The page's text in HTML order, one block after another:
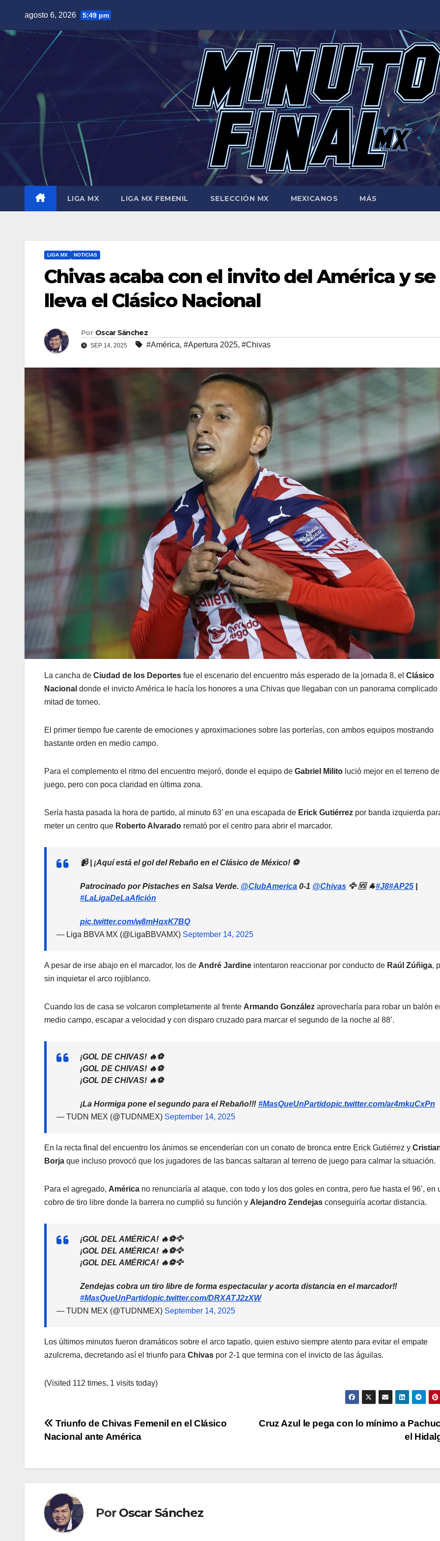
contenido
agosto 6, 2026 5:49 pm
LIGA MX LIGA MX FEMENIL SELECCIÓN MX MEXICANOS MÁS
LIGA MX NOTICIAS
Chivas acaba con el invito del América y se
lleva el Clásico Nacional
Por Oscar Sánchez
SEP 14, 2025 #América, #Apertura 2025, #Chivas
La cancha de Ciudad de los Deportes fue el escenario del encuentro más esperado de la jornada 8, el Clásico
Nacional donde el invicto América le hacía los honores a una Chivas que llegaban con un panorama complicado
mitad de torneo.
El primer tiempo fue carente de emociones y aproximaciones sobre las porterías, con ambos equipos mostrando
bastante orden en medio campo.
Para el complemento el ritmo del encuentro mejoró, donde el equipo de Gabriel Milito lució mejor en el terreno de
juego, pero con poca claridad en última zona.
Sería hasta pasada la hora de partido, al minuto 63’ en una escapada de Erick Gutiérrez por banda izquierda
meter un centro que Roberto Alvarado remató por el centro para abrir el marcador.
📹 | ¡Aquí está el gol del Rebaño en el Clásico de México! ⚽️
Patrocinado por Pistaches en Salsa Verde. @ClubAmerica 0-1 @Chivas 🦅 🆚 🐐#J8#AP25
#LaLigaDeLaAfición
pic.twitter.com/w8mHqxK7BQ
— Liga BBVA MX (@LigaBBVAMX) September 14, 2025
A pesar de irse abajo en el marcador, los de André Jardine intentaron reaccionar por conducto de Raúl Zúñiga,
sin inquietar el arco rojiblanco.
Cuando los de casa se volcaron completamente al frente Armando González aprovecharía para robar un balón
medio campo, escapar a velocidad y con disparo cruzado para marcar el segundo de la noche al 88’.
¡GOL DE CHIVAS! 🔥⚽
¡GOL DE CHIVAS! 🔥⚽
¡GOL DE CHIVAS! 🔥⚽
¡La Hormiga pone el segundo para el Rebaño!‼️ #MasQueUnPartidopic.twitter.com/ar4mkuCxPn
— TUDN MEX (@TUDNMEX) September 14, 2025
En la recta final del encuentro los ánimos se encenderían con un conato de bronca entre Erick Gutiérrez y
Borja que incluso provocó que los jugadores de las bancas saltaran al terreno de juego para calmar la situación.
Para el agregado, América no renunciaría al ataque, con todo y los dos goles en contra, pero fue hasta el 96’, en
cobro de tiro libre donde la barrera no cumplió su función y Alejandro Zendejas conseguiría acortar distancia.
¡GOL DEL AMÉRICA! 🔥⚽🦅
¡GOL DEL AMÉRICA! 🔥⚽🦅
¡GOL DEL AMÉRICA! 🔥⚽🦅
Zendejas cobra un tiro libre de forma espectacular y acorta distancia en el marcador‼️
#MasQueUnPartidopic.twitter.com/DRXATJ2zXW
— TUDN MEX (@TUDNMEX) September 14, 2025
Los últimos minutos fueron dramáticos sobre el arco tapatío, quien estuvo siempre atento para evitar el empate
azulcrema, decretando así el triunfo para Chivas por 2-1 que termina con el invicto de las águilas.
(Visited 112 times, 1 visits today)
Navegación
entradas
Cruz Azul le pega con lo mínimo a
el
Triunfo de Chivas Femenil en el Clásico
Nacional ante América
Por Oscar Sánchez